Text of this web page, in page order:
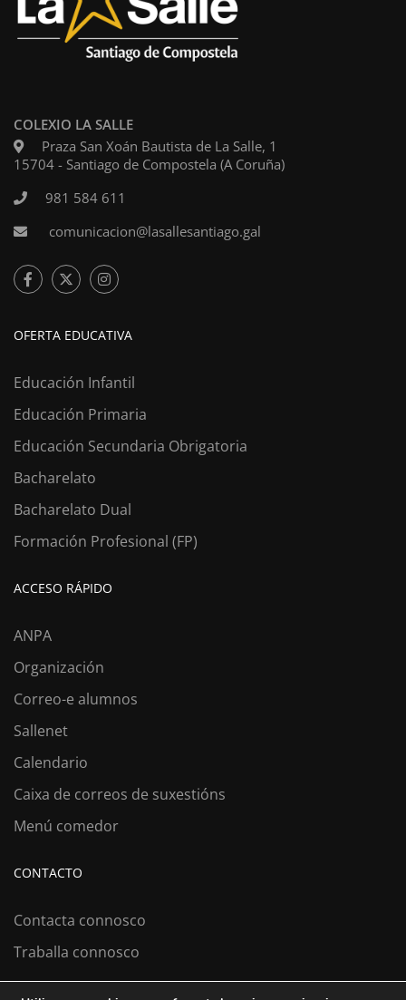
COLEXIO LA SALLE
Praza San Xoán Bautista de La Salle, 1
15704 - Santiago de Compostela (A Coruña)
981 584 611
comunicacion@lasallesantiago.gal
OFERTA EDUCATIVA
Educación Infantil
Educación Primaria
Educación Secundaria Obrigatoria
Bacharelato
Bacharelato Dual
Formación Profesional (FP)
ACCESO RÁPIDO
ANPA
Organización
Correo-e alumnos
Sallenet
Calendario
Caixa de correos de suxestións
Menú comedor
CONTACTO
Contacta connosco
Traballa connosco